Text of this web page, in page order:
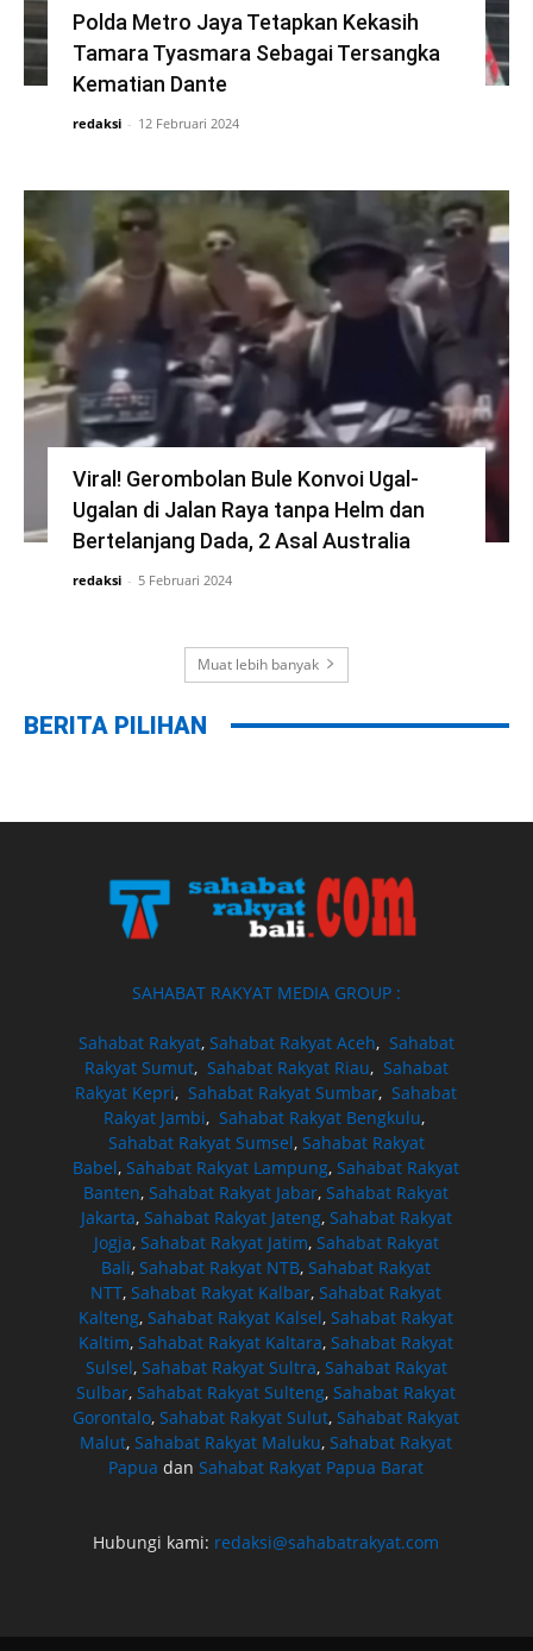
Polda Metro Jaya Tetapkan Kekasih
Tamara Tyasmara Sebagai Tersangka
Kematian Dante
redaksi - 12 Februari 2024
Viral! Gerombolan Bule Konvoi Ugal-
Ugalan di Jalan Raya tanpa Helm dan
Bertelanjang Dada, 2 Asal Australia
redaksi - 5 Februari 2024
Muat lebih banyak
BERITA PILIHAN
SAHABAT RAKYAT MEDIA GROUP :
Sahabat Rakyat, Sahabat Rakyat Aceh, Sahabat
Rakyat Sumut, Sahabat Rakyat Riau, Sahabat
Rakyat Kepri,Sahabat Rakyat Sumbar,Sahabat
Rakyat Jambi, Sahabat Rakyat Bengkulu,
Sahabat Rakyat Sumsel, Sahabat Rakyat
Babel,Sahabat Rakyat Lampung,Sahabat Rakyat
Banten,Sahabat Rakyat Jabar,Sahabat Rakyat
Jakarta, Sahabat Rakyat Jateng, Sahabat Rakyat
Jogja, Sahabat Rakyat Jatim, Sahabat Rakyat
Bali,Sahabat Rakyat NTB,Sahabat Rakyat
NTT,Sahabat Rakyat Kalbar,Sahabat Rakyat
Kalteng,Sahabat Rakyat Kalsel,Sahabat Rakyat
Kaltim,Sahabat Rakyat Kaltara,Sahabat Rakyat
Sulsel, Sahabat Rakyat Sultra, Sahabat Rakyat
Sulbar,Sahabat Rakyat Sulteng,Sahabat Rakyat
Gorontalo,Sahabat Rakyat Sulut,Sahabat Rakyat
Malut,Sahabat Rakyat Maluku,Sahabat Rakyat
Papua danSahabat Rakyat Papua Barat
Hubungi kami: redaksi@sahabatrakyat.com